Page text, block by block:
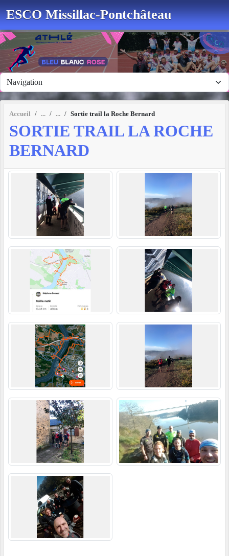
ESCO Missillac-Pontchâteau
Accueil Sortie trail la Roche Bernard
SORTIE TRAIL LA ROCHE
BERNARD